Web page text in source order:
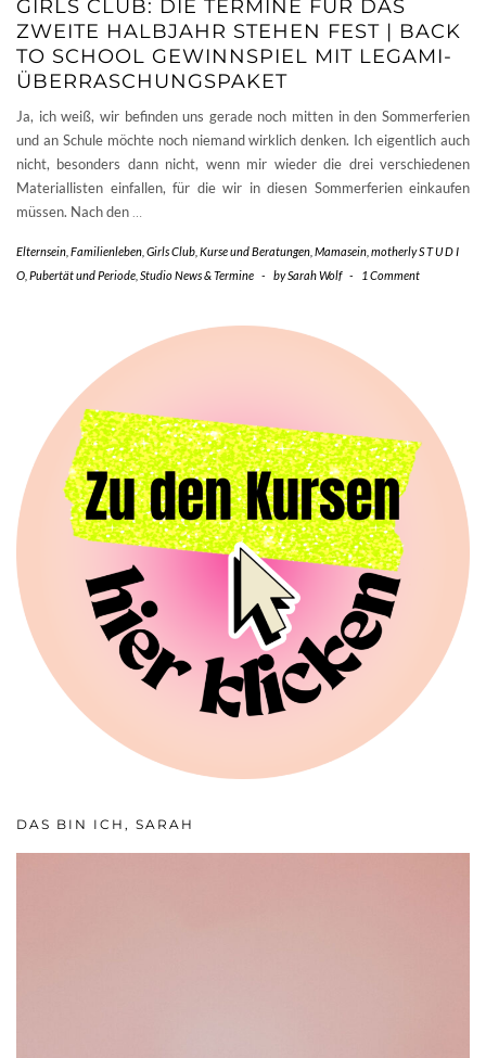
GIRLS CLUB: DIE TERMINE FÜR DAS
ZWEITE HALBJAHR STEHEN FEST | BACK
TO SCHOOL GEWINNSPIEL MIT LEGAMI-
ÜBERRASCHUNGSPAKET
Ja, ich weiß, wir befinden uns gerade noch mitten in den Sommerferien
und an Schule möchte noch niemand wirklich denken. Ich eigentlich auch
nicht, besonders dann nicht, wenn mir wieder die drei verschiedenen
Materiallisten einfallen, für die wir in diesen Sommerferien einkaufen
müssen. Nach den
Elternsein Familienleben Girls Club Kurse und Beratungen Mamasein motherly S T U D I
O Pubertät und Periode Studio News & Termine - bySarah Wolf - 1 Comment
DAS BIN ICH, SARAH